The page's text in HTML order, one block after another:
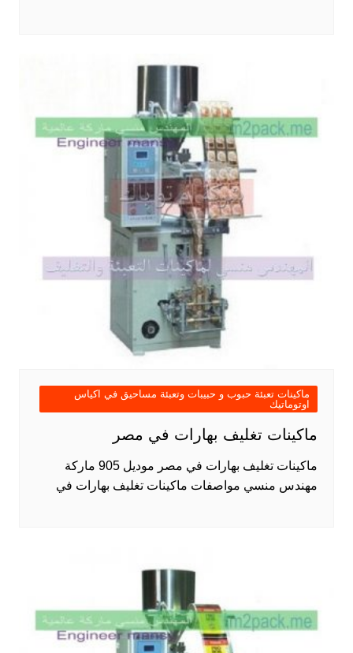
ماكينات تعبئة حبوب و حبيبات وتعبئة مساحيق في اكياس
اوتوماتيك
ماكينات تغليف بهارات في مصر
ماكينات تغليف بهارات في مصر موديل 905 ماركة
مهندس منسي مواصفات ماكينات تغليف بهارات في